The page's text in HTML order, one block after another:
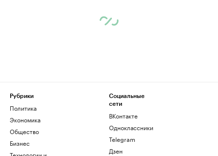
Рубрики
Политика
Экономика
Общество
Бизнес
Социальные
сети
ВКонтакте
Одноклассники
Telegram
Дзен